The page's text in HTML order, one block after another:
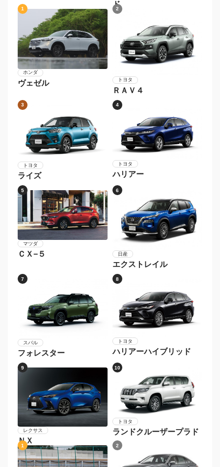
ド
1
ホンダ
ヴェゼル
2
トヨタ
ＲＡＶ４
3
トヨタ
ライズ
4
トヨタ
ハリアー
5
マツダ
ＣＸ−５
6
日産
エクストレイル
7
スバル
フォレスター
8
トヨタ
ハリアーハイブリッド
9
レクサス
ＮＸ
10
トヨタ
ランドクルーザープラド
1 2